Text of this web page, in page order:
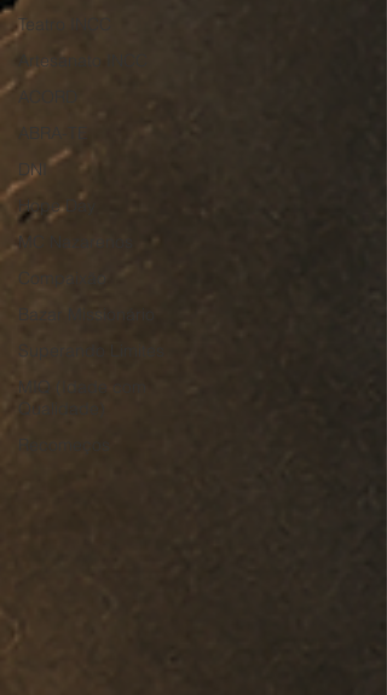
Teatro INCC
Artesanato INCC
DNI
Hope Day
MC Nazarenos
Compaixão
Bazar Missionário
Superando Limites